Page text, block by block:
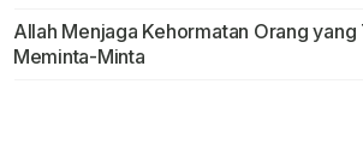
Allah Menjaga Kehormatan Orang yang
Meminta-Minta